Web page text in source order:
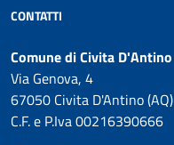
CONTATTI
Comune di Civita D'Antino
Via Genova, 4
67050 Civita D'Antino (AQ)
C.F. e P.Iva 00216390666